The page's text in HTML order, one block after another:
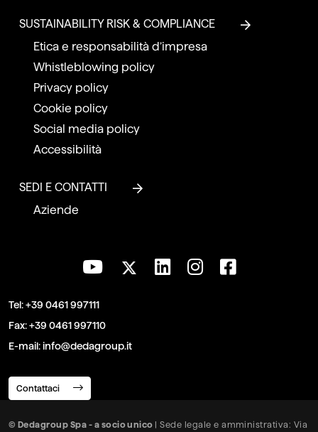
SUSTAINABILITY RISK & COMPLIANCE
Etica e responsabilità d’impresa
Whistleblowing policy
Privacy policy
Cookie policy
Social media policy
Accessibilità
SEDI E CONTATTI
Aziende
Tel:+39 0461 997111
Fax:+39 0461 997110
E-mail:info@dedagroup.it
Contattaci
© Dedagroup Spa - a socio unico | Sede legale e amministrativa: Via